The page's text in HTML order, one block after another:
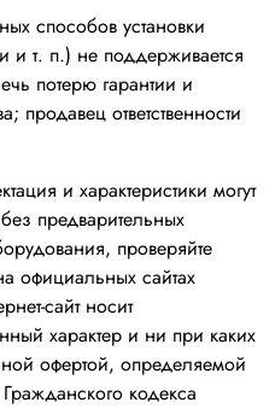
способов установки
и т. п.) не поддерживается
потерю гарантии и
продавец ответственности
и характеристики могут
предварительных
проверяйте
официальных сайтах
сайт носит
характер и ни при каких
офертой, определяемой
кодекса